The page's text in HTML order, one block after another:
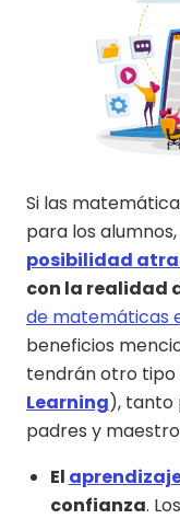
Si las
para los alumnos,
posibilidad
con la realidad
de matemáticas
beneficios
tendrán otro
Learning), tanto
padres y
El
confianza.